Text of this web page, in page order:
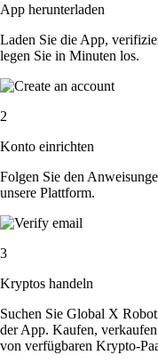
App herunterladen
Laden Sie die App,
legen Sie in Minuten los.
2
Konto einrichten
Folgen Sie den
unsere Plattform.
3
Kryptos handeln
Suchen Sie Global X
der App. Kaufen,
von verfügbaren Krypto-